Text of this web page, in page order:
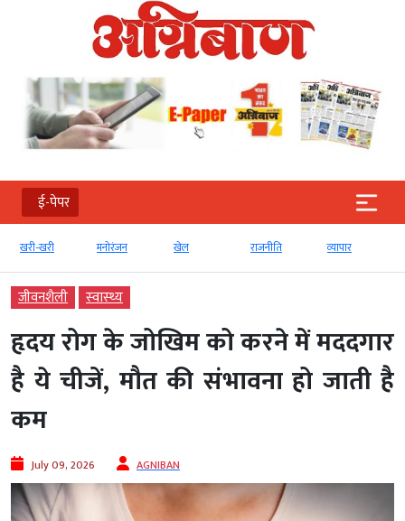
ई-पेपर
खरी-खरी मनोरंजन खेल राजनीति व्‍यापार
जीवनशैली स्‍वास्‍थ्‍य
हृदय रोग के जोखिम को करने में मददगार
है ये चीजें, मौत की संभावना हो जाती है
कम
July 09, 2026 AGNIBAN